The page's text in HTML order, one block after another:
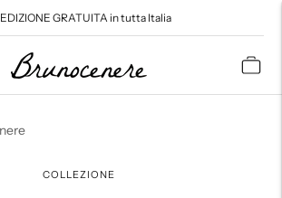
GRATUITA in tutta Italia
COLLEZIONE